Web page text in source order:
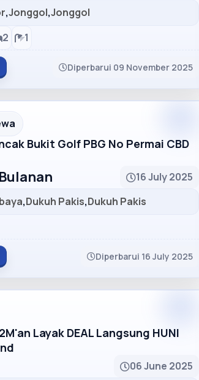
,Jonggol,Jonggol
2 1
Diperbarui 09 November 2025
Bukit Golf PBG No Permai CBD
16 July 2025
,Dukuh Pakis,Dukuh Pakis
Diperbarui 16 July 2025
Layak DEAL Langsung HUNI
06 June 2025